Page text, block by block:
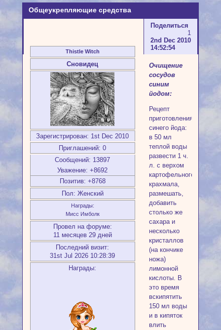
Общеукрепляющие средства
Поделиться
1
2nd Dec 2010
14:52:54
Thistle Witch
Сновидец
Зарегистрирован: 1st Dec 2010
Приглашений: 0
Сообщений: 13897
Уважение: +8692
Позитив: +8768
Пол: Женский
Награды:
Мисс Имболк
Провел на форуме:
11 месяцев 29 дней
Последний визит:
31st Jul 2026 10:28:39
Награды:
Очищение
сосудов
синим
йодом:
Рецепт
приготовления
синего йода:
в 50 мл
теплой воды
развести 1 ч.
л. с верхом
картофельного
крахмала,
размешать,
добавить
столько же
сахара и
несколько
кристаллов
(на кончике
ножа)
лимонной
кислоты. В
это время
вскипятить
150 мл воды
и в кипяток
влить